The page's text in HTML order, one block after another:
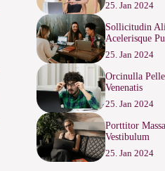
25. Jan 2024
Sollicitudin
Acelerisque
25. Jan 2024
Orcinulla
Venenatis
25. Jan 2024
Porttitor
Vestibulum
25. Jan 2024